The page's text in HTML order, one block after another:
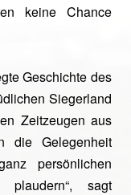
keine Chance
Geschichte des
Siegerland
Zeitzeugen aus
die Gelegenheit
persönlichen
sagt